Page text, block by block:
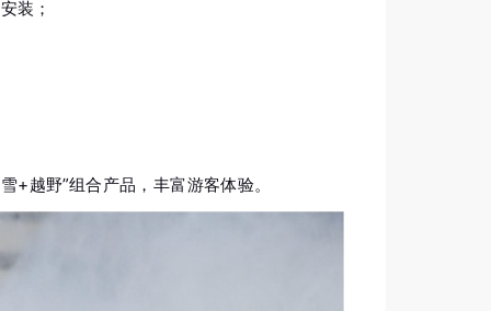
装；
+越野”组合产品，丰富游客体验。